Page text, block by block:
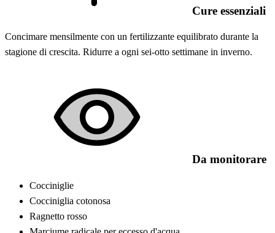
Cure essenziali
Concimare mensilmente con un fertilizzante equilibrato durante la
stagione di crescita. Ridurre a ogni sei-otto settimane in inverno.
Da monitorare
Cocciniglie
Cocciniglia cotonosa
Ragnetto rosso